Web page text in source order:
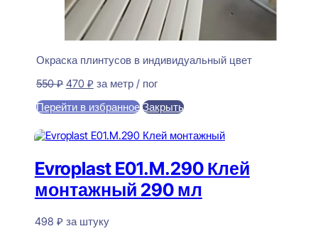
Окраска плинтусов в индивидуальный цвет
550₽ Первоначальная
составляла
470 ₽Текущая
470 ₽.
за метр / пог
Перейти в избранное Закрыть
Evroplast E01.M.290 Клей
монтажный 290 мл
498 ₽ за штуку